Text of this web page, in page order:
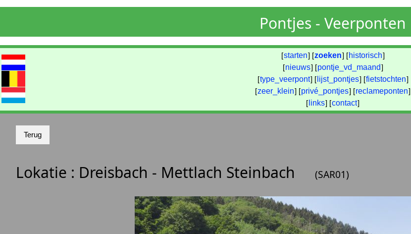
Pontjes - Veerponten
[starten] [zoeken] [ historisch]
[nieuws] [pontje_vd_maand]
[type_veerpont] [ lijst_pontjes] [fietstochten]
[zeer_klein] [privé_pontjes] [reclameponten]
[ links] [contact]
Lokatie : Dreisbach - Mettlach Steinbach (SAR01)